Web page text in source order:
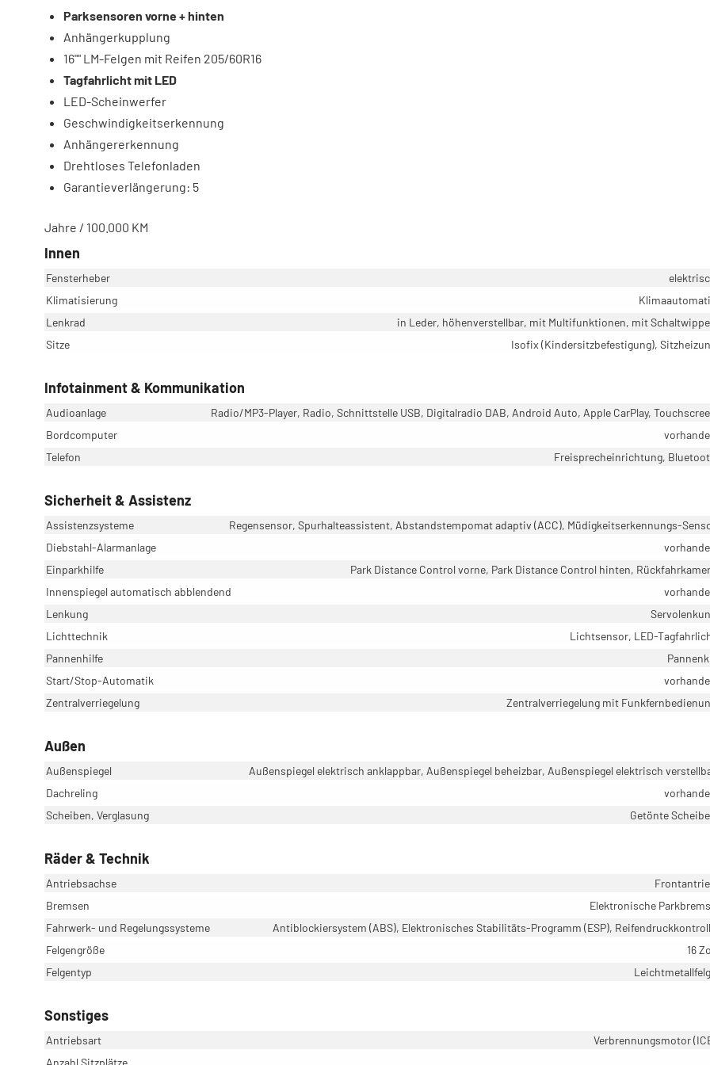
Parksensoren vorne + hinten
Anhängerkupplung
16"" LM-Felgen mit Reifen 205/60R16
Tagfahrlicht mit LED
LED-Scheinwerfer
Geschwindigkeitserkennung
Anhängererkennung
Drehtloses Telefonladen
Garantieverlängerung: 5
Jahre / 100.000 KM
Innen
Fensterheber
Klimatisierung
Lenkrad
in Leder, höhenverstellbar, mit Multifunktionen, mit
Sitze
Isofix (Kindersitzbefestigung),
Infotainment & Kommunikation
Audioanlage
Radio/MP3-Player, Radio, Schnittstelle USB, Digitalradio DAB, Android Auto, Apple CarPlay,
Bordcomputer
Telefon
Freisprecheinrichtung,
Sicherheit & Assistenz
Assistenzsysteme
Regensensor, Spurhalteassistent, Abstandstempomat adaptiv (ACC), Müdigkeitserkennungs-
Diebstahl-Alarmanlage
Einparkhilfe
Park Distance Control vorne, Park Distance Control hinten,
Innenspiegel automatisch abblendend
Lenkung
Lichttechnik
Lichtsensor, LED-
Pannenhilfe
Start/Stop-Automatik
Zentralverriegelung
Zentralverriegelung mit
Außen
Außenspiegel
Außenspiegel elektrisch anklappbar, Außenspiegel beheizbar, Außenspiegel elektrisch
Dachreling
Scheiben, Verglasung
Getönte
Räder & Technik
Antriebsachse
Bremsen
Elektronische
Fahrwerk- und Regelungssysteme
Antiblockiersystem (ABS), Elektronisches Stabilitäts-Programm (ESP),
Felgengröße
16
Felgentyp
Sonstiges
Antriebsart
Verbrennungsmotor
Anzahl Sitzplätze